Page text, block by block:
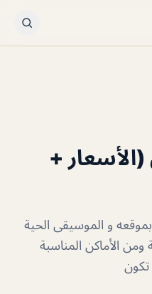
+
و الموسيقى الحية
ومن الأماكن المناسبة
تكون